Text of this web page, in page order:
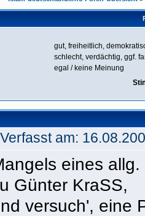
gut, freiheitlich,
schlecht, verdächtig, ggf.
egal / keine Meinung
Verfasst am:
eines
Günter KraSS,
versuch', eine